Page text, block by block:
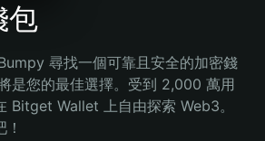
包
尋找一個可靠且安全的加密錢
是您的最佳選擇。受到 2,000 萬用
Bitget Wallet 上自由探索 Web3。